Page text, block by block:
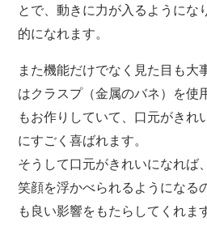
とで、動きに力が入るようにな
的になれます。
また機能だけでなく見た目も大
はクラスプ（金属のバネ）を使
もお作りしていて、口元がきれ
にすごく喜ばれます。
そうして口元がきれいになれば
笑顔を浮かべられるようになる
も良い影響をもたらしてくれま